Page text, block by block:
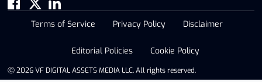
Ⓒ 2026 VF DIGITAL ASSETS MEDIA LLC. All rights reserved.
Terms of Service Privacy Policy Disclaimer
Editorial Policies Cookie Policy